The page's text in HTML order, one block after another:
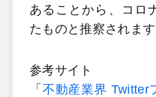
あることから、コロ
たものと推察されます
参考サイト
「 不動産業界 Twitter